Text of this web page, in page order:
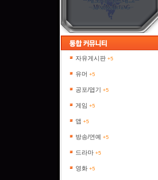
자유게시판 +5
유머 +5
공포/엽기 +5
게임 +5
앱 +5
방송/연예 +5
드라마 +5
영화 +5